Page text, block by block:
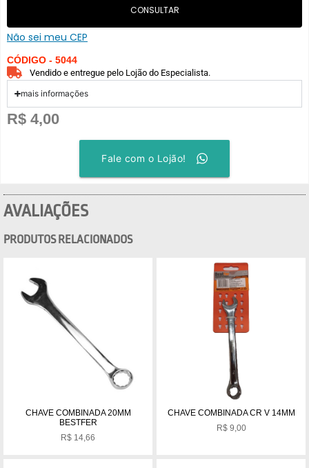
CONSULTAR
Não sei meu CEP
CÓDIGO - 5044
Vendido e entregue pelo Lojão do Especialista.
mais informações
R$ 4,00
Fale com o Lojão!
AVALIAÇÕES
PRODUTOS RELACIONADOS
CHAVE COMBINADA 20MM
BESTFER
R$ 14,66
CHAVE COMBINADA CR V 14MM
R$9,00